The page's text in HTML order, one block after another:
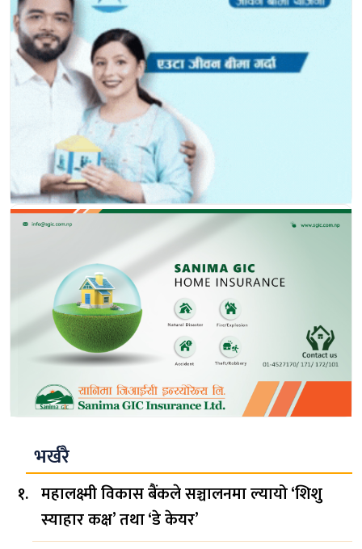
भर्खरै
महालक्ष्मी विकास बैंकले सञ्चालनमा ल्यायो ‘शिशु
स्याहार कक्ष’ तथा ‘डे केयर’